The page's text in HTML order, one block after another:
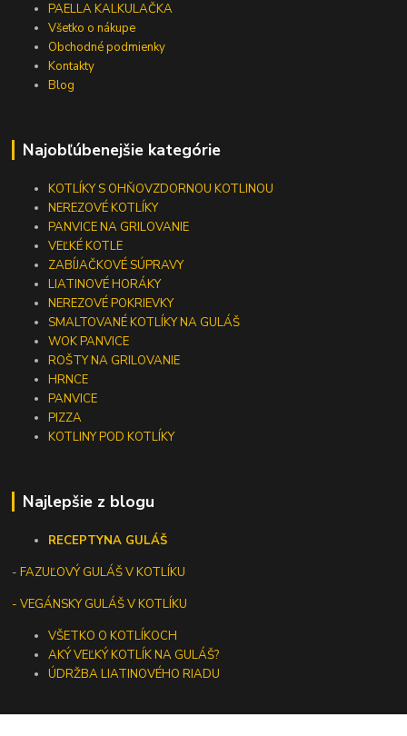
PAELLA KALKULAČKA
Všetko o nákupe
Obchodné podmienky
Kontakty
Blog
Najobľúbenejšie kategórie
KOTLÍKY S OHŇOVZDORNOU KOTLINOU
NEREZOVÉ KOTLÍKY
PANVICE NA GRILOVANIE
VEĽKÉ KOTLE
ZABÍJAČKOVÉ SÚPRAVY
LIATINOVÉ HORÁKY
NEREZOVÉ POKRIEVKY
SMALTOVANÉ KOTLÍKY NA GULÁŠ
WOK PANVICE
ROŠTY NA GRILOVANIE
HRNCE
PANVICE
PIZZA
KOTLINY POD KOTLÍKY
Najlepšie z blogu
RECEPTYNA GULÁŠ
-FAZUĽOVÝ GULÁŠ V KOTLÍKU
- VEGÁNSKY GULÁŠ V KOTLÍKU
VŠETKO O KOTLÍKOCH
AKÝ VEĽKÝ KOTLÍK NA GULÁŠ?
ÚDRŽBA LIATINOVÉHO RIADU